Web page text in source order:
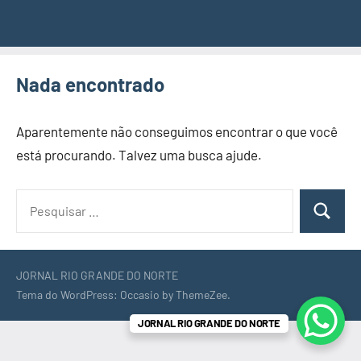
Nada encontrado
Aparentemente não conseguimos encontrar o que você
está procurando. Talvez uma busca ajude.
Pesquisa
JORNAL RIO GRANDE DO NORTE
Tema do WordPress: Occasio by ThemeZee.
JORNAL RIO GRANDE DO NORTE